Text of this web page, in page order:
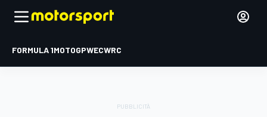
FORMULA 1MOTOGPWECWRC